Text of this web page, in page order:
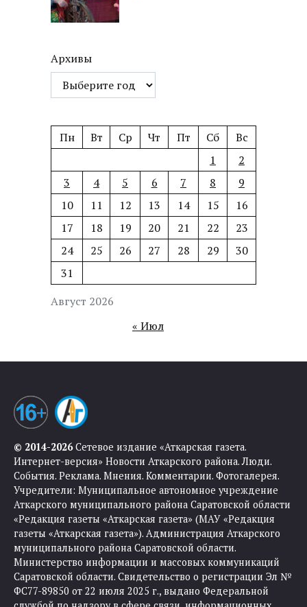
Архивы
Август 2026
Пн Вт Ср Чт Пт Сб
Вс
1
2
3
4 5 6 7 8
9
10
11 12 13 14 15
16
17
18 19 20 21 22
23
24
25 26 27 28 29
30
31
« Июл
© 2014-2026Сетевое издание «Аткарская газета.
Интернет-версия» Новости Аткарского района. Люди.
События. Реклама. Мнения. Комментарии. Фотогалерея.
Учредители: Муниципальное автономное учреждение
Аткарского муниципального района Саратовской области
«Редакция газеты «Аткарская газета» (МАУ «Редакция
газеты «Аткарская газета»). Администрация Аткарского
муниципального района Саратовской области.
Министерство информации и массовых коммуникаций
Саратовской области. Свидетельство о регистрации Эл №
ФС77-89850 от 22 июля 2025 г., выдано Федеральной